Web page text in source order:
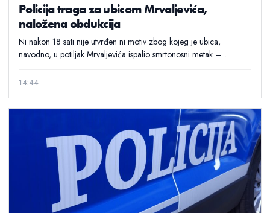
Policija traga za ubicom Mrvaljevića,
naložena obdukcija
Ni nakon 18 sati nije utvrđen ni motiv zbog kojeg je ubica,
navodno, u potiljak Mrvaljevića ispalio smrtonosni metak –...
14:44